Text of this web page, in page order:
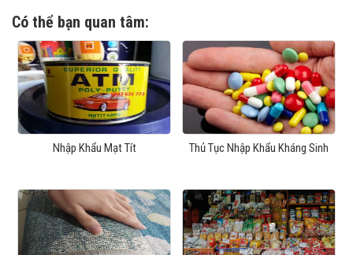
Có thể bạn quan tâm:
Nhập Khẩu Mạt Tít Thủ Tục Nhập Khẩu Kháng Sinh